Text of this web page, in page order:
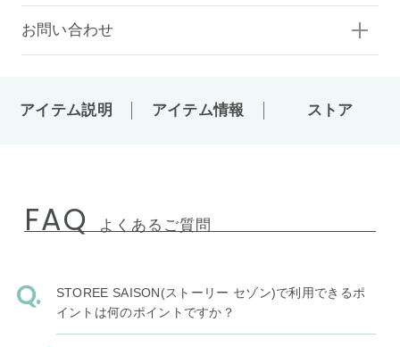
お問い合わせ
アイテム説明 アイテム情報 ストア
FAQ よくあるご質問
STOREE SAISON(ストーリー セゾン)で利用できるポ
イントは何のポイントですか？